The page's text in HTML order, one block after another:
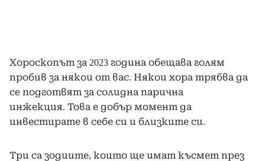
Хороскопът за 2023 година обещава голям
пробив за някои от вас. Някои хора трябва да
се подготвят за солидна парична
инжекция. Това е добър момент да
инвестирате в себе си и близките си.
Три са зодиите, които ще имат късмет през